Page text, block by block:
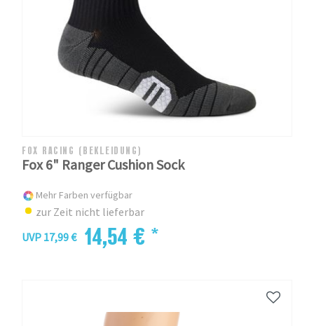
FOX RACING (BEKLEIDUNG)
Fox 6" Ranger Cushion Sock
Mehr Farben verfügbar
zur Zeit nicht lieferbar
UVP 17,99 € 14,54 € *